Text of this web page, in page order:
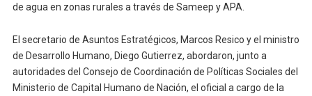
de agua en zonas rurales a través de Sameep y APA.
El secretario de Asuntos Estratégicos, Marcos Resico y el ministro
de Desarrollo Humano, Diego Gutierrez, abordaron, junto a
autoridades del Consejo de Coordinación de Políticas Sociales del
Ministerio de Capital Humano de Nación, el oficial a cargo de la